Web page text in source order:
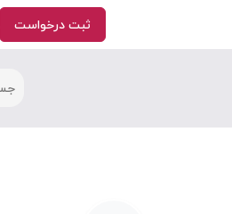
ثبت درخواست